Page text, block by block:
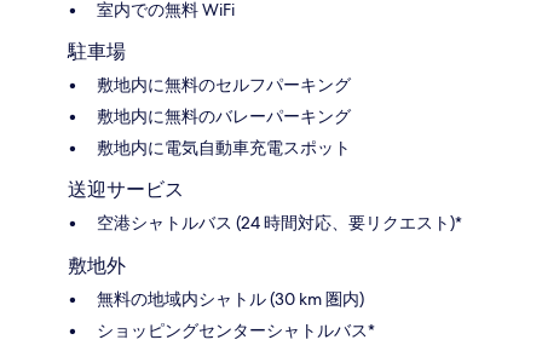
室内での無料 WiFi
駐車場
敷地内に無料のセルフパーキング
敷地内に無料のバレーパーキング
敷地内に電気自動車充電スポット
送迎サービス
空港シャトルバス (24 時間対応、要リクエスト)*
敷地外
無料の地域内シャトル (30 km 圏内)
ショッピングセンターシャトルバス*